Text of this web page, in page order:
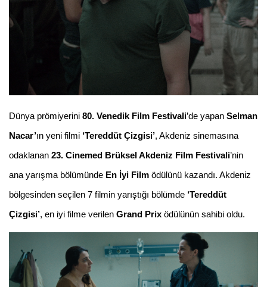
Dünya prömiyerini 80. Venedik Film Festivali’de yapan Selman
Nacar’ın yeni filmi ‘Tereddüt Çizgisi’, Akdeniz sinemasına
odaklanan 23. Cinemed Brüksel Akdeniz Film Festivali’nin
ana yarışma bölümünde En İyi Film ödülünü kazandı. Akdeniz
bölgesinden seçilen 7 filmin yarıştığı bölümde ‘Tereddüt
Çizgisi’, en iyi filme verilen Grand Prix ödülünün sahibi oldu.